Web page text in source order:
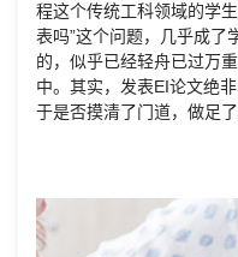
程这个传统工科领域的学
表吗”这个问题，几乎成了
的，似乎已经轻舟已过万
中。其实，发表EI论文绝
于是否摸清了门道，做足了